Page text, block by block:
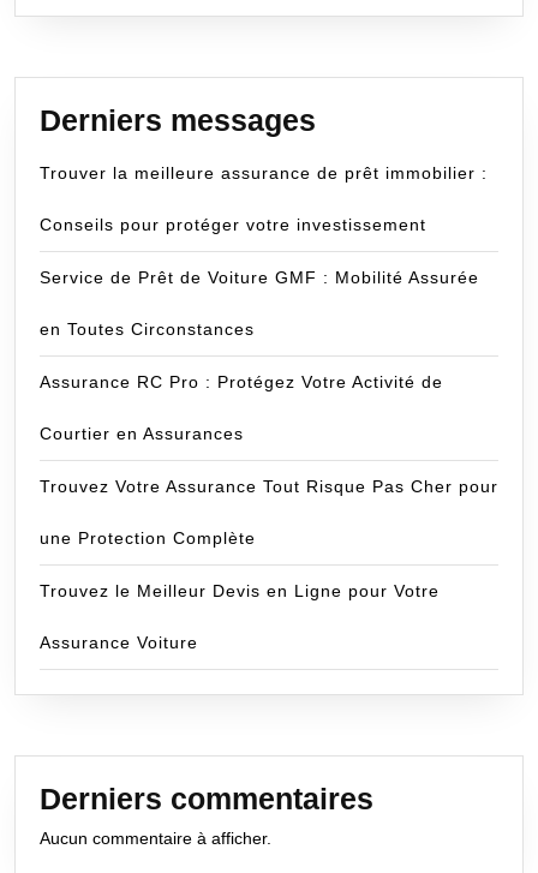
Derniers messages
Trouver la meilleure assurance de prêt immobilier :
Conseils pour protéger votre investissement
Service de Prêt de Voiture GMF : Mobilité Assurée
en Toutes Circonstances
Assurance RC Pro : Protégez Votre Activité de
Courtier en Assurances
Trouvez Votre Assurance Tout Risque Pas Cher pour
une Protection Complète
Trouvez le Meilleur Devis en Ligne pour Votre
Assurance Voiture
Derniers commentaires
Aucun commentaire à afficher.